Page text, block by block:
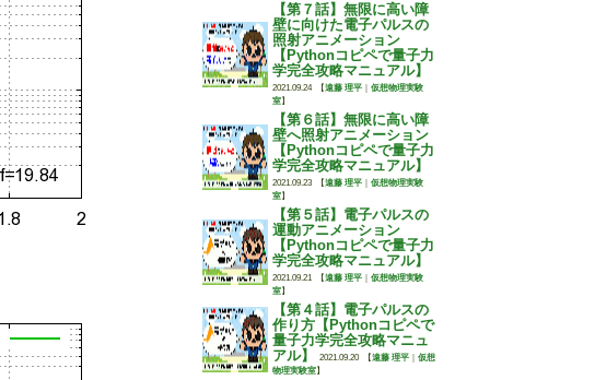
【第７話】無限に高い障
壁に向けた電子パルスの
照射アニメーション
【Pythonコピペで量子力
学完全攻略マニュアル】
2021.09.24 【遠藤 理平
仮想物理実験
室】
【第６話】無限に高い障
壁へ照射アニメーション
【Pythonコピペで量子力
学完全攻略マニュアル】
2021.09.23 【遠藤 理平
仮想物理実験
室】
【第５話】電子パルスの
運動アニメーション
【Pythonコピペで量子力
学完全攻略マニュアル】
2021.09.21 【遠藤 理平
仮想物理実験
室】
【第４話】電子パルスの
作り方【Pythonコピペで
量子力学完全攻略マニュ
アル】
2021.09.20 【遠藤 理平
仮想
物理実験室】